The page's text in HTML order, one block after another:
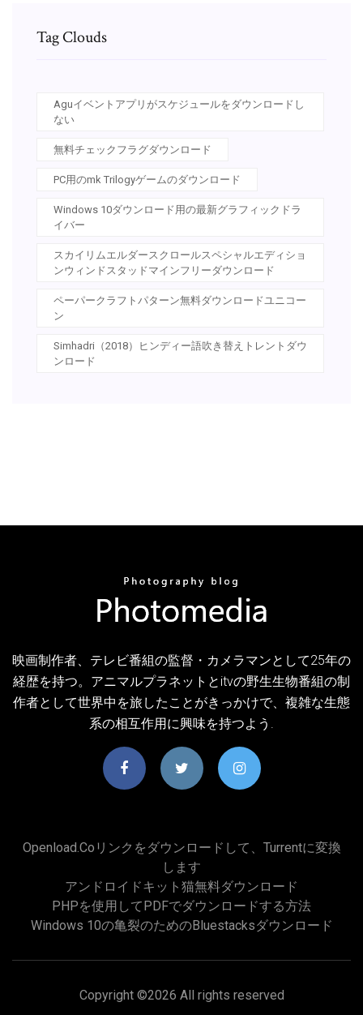
Tag Clouds
Aguイベントアプリがスケジュールをダウンロードし
ない
無料チェックフラグダウンロード
PC用のmk Trilogyゲームのダウンロード
Windows 10ダウンロード用の最新グラフィックドラ
イバー
スカイリムエルダースクロールスペシャルエディショ
ンウィンドスタッドマインフリーダウンロード
ペーパークラフトパターン無料ダウンロードユニコー
ン
Simhadri（2018）ヒンディー語吹き替えトレントダウ
ンロード
映画制作者、テレビ番組の監督・カメラマンとして25年の
経歴を持つ。アニマルプラネットとitvの野生生物番組の制
作者として世界中を旅したことがきっかけで、複雑な生態
系の相互作用に興味を持つよう.
Openload.coリンクをダウンロードして、Turrentに変換
します
アンドロイドキット猫無料ダウンロード
PHPを使用してPDFでダウンロードする方法
Windows 10の亀裂のためのBluestacksダウンロード
Copyright ©2026 All rights reserved